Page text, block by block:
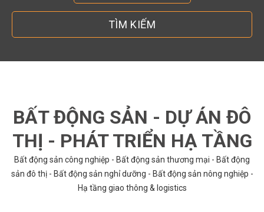
BẤT ĐỘNG SẢN - DỰ ÁN ĐÔ
THỊ - PHÁT TRIỂN HẠ TẦNG
Bất động sản công nghiệp - Bất động sản thương mại - Bất động
sản đô thị - Bất động sản nghỉ dưỡng - Bất động sản nông nghiệp -
Hạ tầng giao thông & logistics